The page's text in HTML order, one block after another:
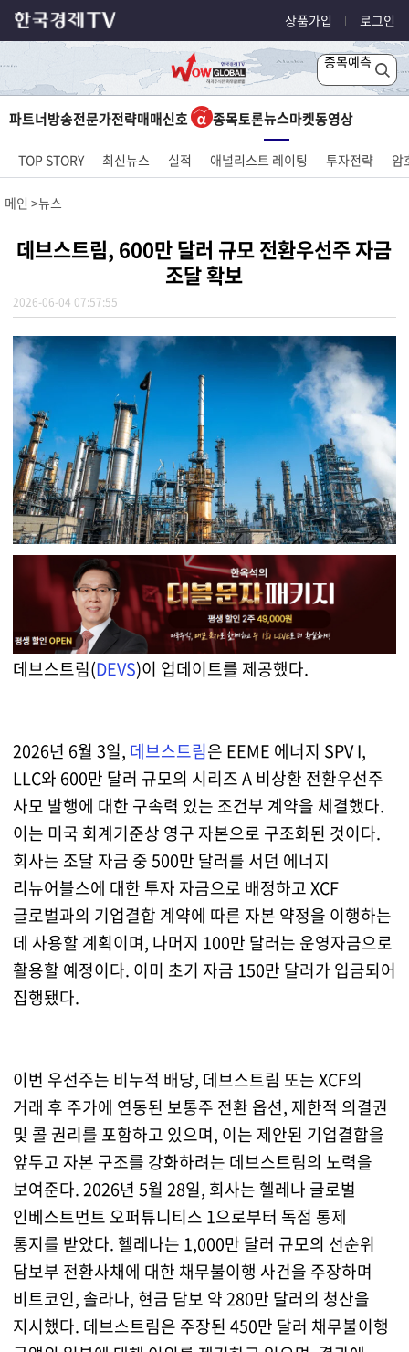
상품가입 로그인
종목예측
파트너방송전문가전략매매신호 종목토론뉴스마켓동영상
TOP STORY 최신뉴스 실적 애널리스트 레이팅 투자전략 암
메인 뉴스
데브스트림, 600만 달러 규모 전환우선주 자금
조달 확보
2026-06-04 07:57:55
데브스트림(DEVS)이 업데이트를 제공했다.
2026년 6월 3일, 데브스트림은 EEME 에너지 SPV I,
LLC와 600만 달러 규모의 시리즈 A 비상환 전환우선주
사모 발행에 대한 구속력 있는 조건부 계약을 체결했다.
이는 미국 회계기준상 영구 자본으로 구조화된 것이다.
회사는 조달 자금 중 500만 달러를 서던 에너지
리뉴어블스에 대한 투자 자금으로 배정하고 XCF
글로벌과의 기업결합 계약에 따른 자본 약정을 이행하는
데 사용할 계획이며, 나머지 100만 달러는 운영자금으로
활용할 예정이다. 이미 초기 자금 150만 달러가 입금되어
집행됐다.
이번 우선주는 비누적 배당, 데브스트림 또는 XCF의
거래 후 주가에 연동된 보통주 전환 옵션, 제한적 의결권
및 콜 권리를 포함하고 있으며, 이는 제안된 기업결합을
앞두고 자본 구조를 강화하려는 데브스트림의 노력을
보여준다. 2026년 5월 28일, 회사는 헬레나 글로벌
인베스트먼트 오퍼튜니티스 1으로부터 독점 통제
통지를 받았다. 헬레나는 1,000만 달러 규모의 선순위
담보부 전환사채에 대한 채무불이행 사건을 주장하며
비트코인, 솔라나, 현금 담보 약 280만 달러의 청산을
지시했다. 데브스트림은 주장된 450만 달러 채무불이행